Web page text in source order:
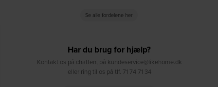
Se alle fordelene her
Har du brug for hjælp?
Kontakt os på chatten, på kundeservice@likehome.dk
eller ring til os på tlf. 71 74 71 34